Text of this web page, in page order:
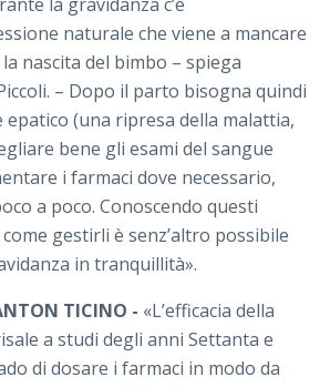
naturale che viene a mancare
nascita del bimbo – spiega
– Dopo il parto bisogna quindi
(una ripresa della malattia,
bene gli esami del sangue
i farmaci dove necessario,
a poco. Conoscendo questi
gestirli è senz’altro possibile
in tranquillità».
TICINO - «L’efficacia della
a studi degli anni Settanta e
di dosare i farmaci in modo da